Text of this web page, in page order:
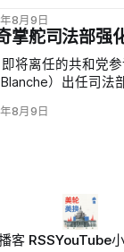
予以否认，众院
待或非法用药。
8月9日
掌舵司法部强
将离任的共和党
）出任司法
8月9日
客 RSSYouTube